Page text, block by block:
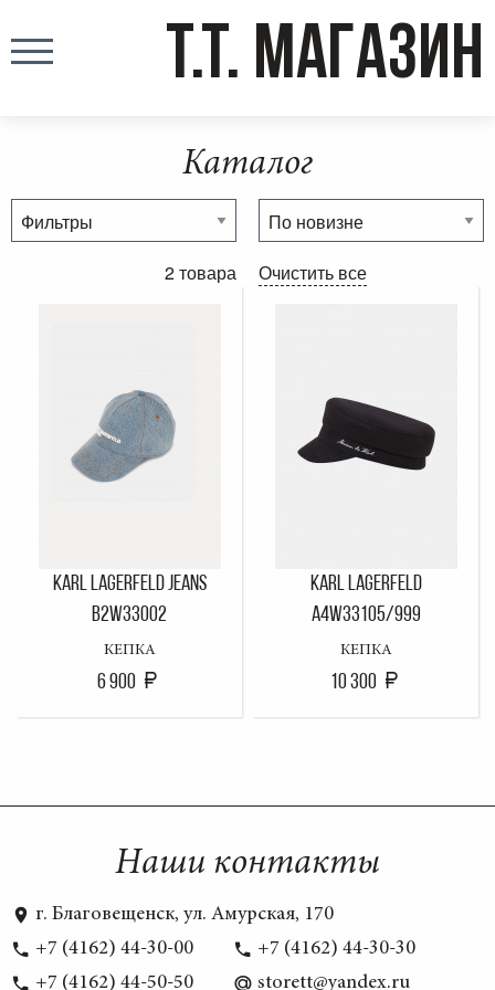
T.T. МАГАЗИН
Каталог
2 товара Очистить все
KARL LAGERFELD JEANS
B2W33002
КЕПКА
6 900
KARL LAGERFELD
A4W33105/999
КЕПКА
10 300
Наши контакты
г. Благовещенск, ул. Амурская, 170
+7 (4162) 44-30-00
+7 (4162) 44-30-30
+7 (4162) 44-50-50
storett@yandex.ru